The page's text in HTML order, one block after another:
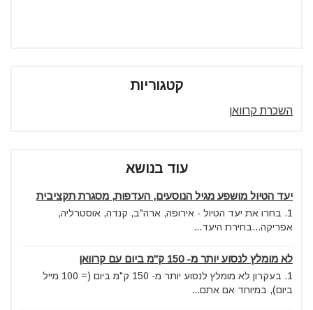
קטגוריות
השכרת קרוואן
עוד בנושא
יעד הטיול מושפע מגיל הנוסעים, העדפות, מסגרת תקציבית
1. בחרו את יעד הטיול - אירופה, ארה"ב, קנדה, אוסטרליה,
אפריקה...בחירת היעד...
לא מומלץ לנסוע יותר מ- 150 ק"מ ביום עם קרוואן
1. בעקרון לא מומלץ לנסוע יותר מ- 150 ק"מ ביום (= 100 מייל
ביום), במיוחד אם אתם...